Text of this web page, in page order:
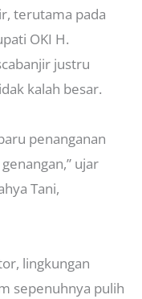
terutama pada
OKI H.
justru
kalah besar.
penanganan
ujar
Tani,
lingkungan
sepenuhnya pulih